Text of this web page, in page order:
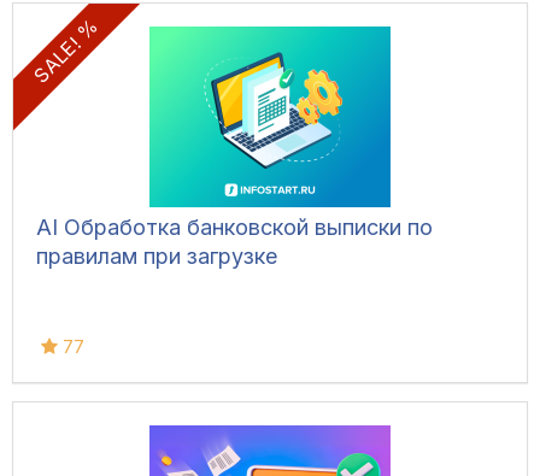
SALE! %
AI Обработка банковской выписки по
правилам при загрузке
77